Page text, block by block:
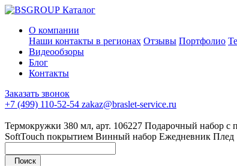
Каталог
О компании
Наши контакты в регионах Отзывы Портфолио
Видеообзоры
Блог
Контакты
Заказать звонок
+7 (499) 110-52-54 zakaz@braslet-service.ru
Термокружки 380 мл, арт. 106227 Подарочный набор с
SoftTouch покрытием Винный набор Ежедневник Плед
Поиск